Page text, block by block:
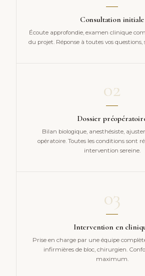
Consultation initiale
Écoute approfondie, examen clinique
du projet. Réponse à toutes vos
02
Dossier
Bilan biologique, anesthésiste,
opératoire. Toutes les conditions sont
intervention sereine.
03
Intervention en
Prise en charge par une équipe
infirmières de bloc, chirurgien.
maximum.